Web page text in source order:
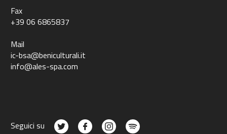
Fax
+39 06 6865837
Mail
ic-bsa@beniculturali.it
info@ales-spa.com
Seguici su